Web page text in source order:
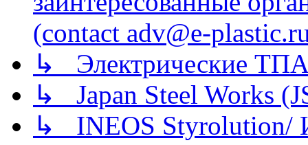
(contact adv@e-
↳ Электрические
↳ Japan Steel Works
↳ INEOS